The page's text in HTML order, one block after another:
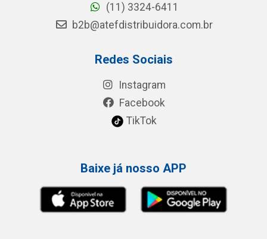
(11) 3324-6411
b2b@atefdistribuidora.com.br
Redes Sociais
Instagram
Facebook
TikTok
Baixe já nosso APP